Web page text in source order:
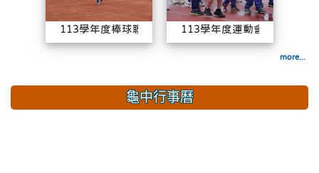
113學年度棒球聯賽 113學年度運動會
more...
龜中行事曆